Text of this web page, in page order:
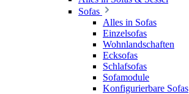
Sofas
Alles in Sofas
Einzelsofas
Wohnlandschaften
Ecksofas
Schlafsofas
Sofamodule
Konfigurierbare Sofas